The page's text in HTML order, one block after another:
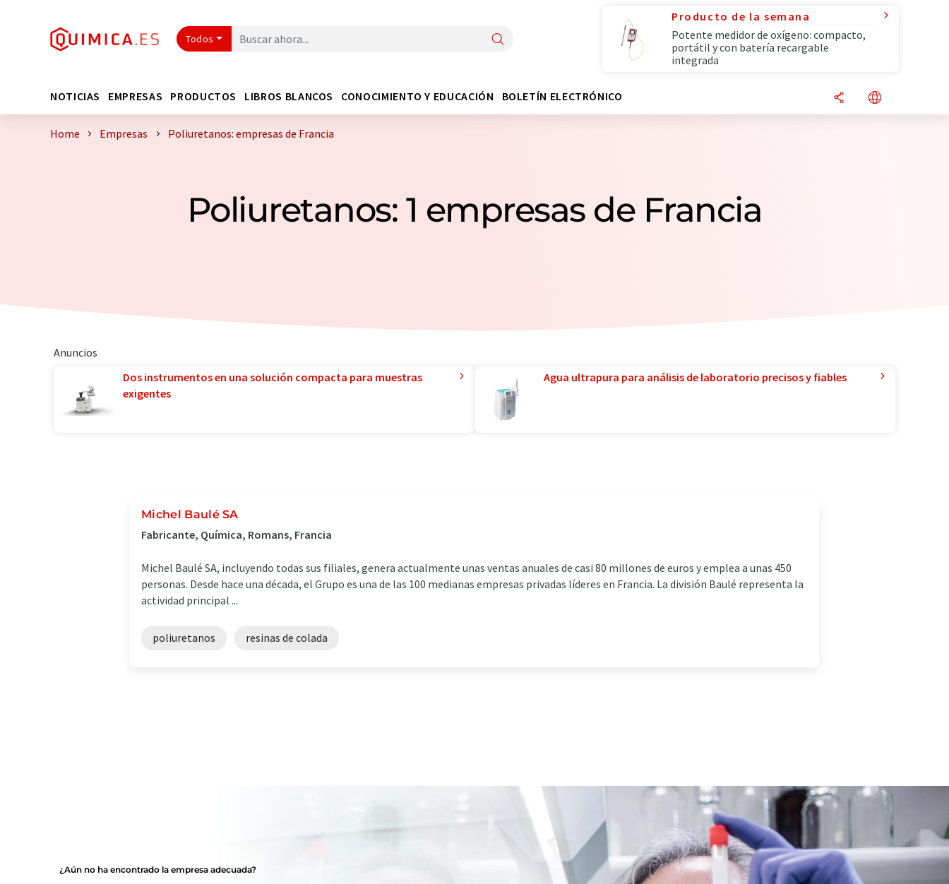
Todos
Producto de la semana
Potente medidor de oxígeno: compacto,
portátil y con batería recargable
integrada
NOTICIAS EMPRESAS PRODUCTOS LIBROS BLANCOS CONOCIMIENTO Y EDUCACIÓN BOLETÍN ELECTRÓNICO
Home Empresas Poliuretanos: empresas de Francia
Poliuretanos: 1 empresas de Francia
Anuncios
Dos instrumentos en una solución compacta para muestras
exigentes
Agua ultrapura para análisis de laboratorio precisos y fiables
Michel Baulé SA
Fabricante, Química, Romans, Francia
Michel Baulé SA, incluyendo todas sus filiales, genera actualmente unas ventas anuales de casi 80 millones de euros y emplea a unas 450
personas. Desde hace una década, el Grupo es una de las 100 medianas empresas privadas líderes en Francia. La división Baulé representa la
actividad principal ...
poliuretanos resinas de colada
¿Aún no ha encontrado la empresa adecuada?